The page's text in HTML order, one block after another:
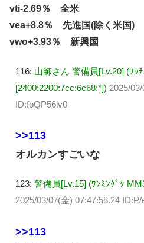
vti-2.69％ 全米
vea+8.8％ 先進国(除く米国)
vwo+3.93％ 新興国
116: 山師さん 警備員[Lv.20] (ﾜｯ
[2400:2200:7cc:6c68:*]) 2025/
ID:foQP56lv0
>>113
オルカンすごいな
123: 警備員[Lv.15] (ﾜﾝﾐﾝｸﾞｸ
2025/03/07(金) 07:47:58.24 ID:P/
>>113